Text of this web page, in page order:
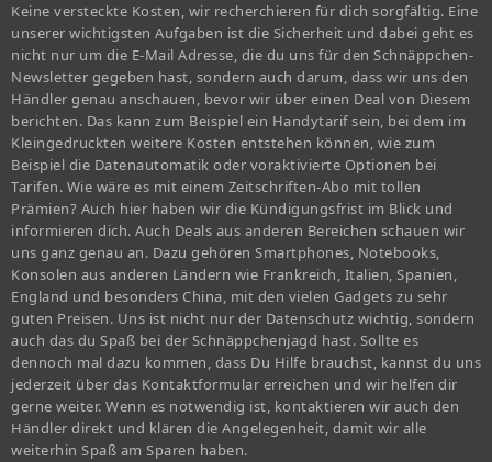
Keine versteckte Kosten, wir recherchieren für dich sorgfältig. Eine
unserer wichtigsten Aufgaben ist die Sicherheit und dabei geht es
nicht nur um die E-Mail Adresse, die du uns für den Schnäppchen-
Newsletter gegeben hast, sondern auch darum, dass wir uns den
Händler genau anschauen, bevor wir über einen Deal von Diesem
berichten. Das kann zum Beispiel ein Handytarif sein, bei dem im
Kleingedruckten weitere Kosten entstehen können, wie zum
Beispiel die Datenautomatik oder voraktivierte Optionen bei
Tarifen. Wie wäre es mit einem Zeitschriften-Abo mit tollen
Prämien? Auch hier haben wir die Kündigungsfrist im Blick und
informieren dich. Auch Deals aus anderen Bereichen schauen wir
uns ganz genau an. Dazu gehören Smartphones, Notebooks,
Konsolen aus anderen Ländern wie Frankreich, Italien, Spanien,
England und besonders China, mit den vielen Gadgets zu sehr
guten Preisen. Uns ist nicht nur der Datenschutz wichtig, sondern
auch das du Spaß bei der Schnäppchenjagd hast. Sollte es
dennoch mal dazu kommen, dass Du Hilfe brauchst, kannst du uns
jederzeit über das Kontaktformular erreichen und wir helfen dir
gerne weiter. Wenn es notwendig ist, kontaktieren wir auch den
Händler direkt und klären die Angelegenheit, damit wir alle
weiterhin Spaß am Sparen haben.